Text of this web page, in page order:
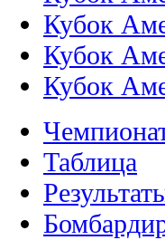
Кубок
Кубок
Кубок
Таблица